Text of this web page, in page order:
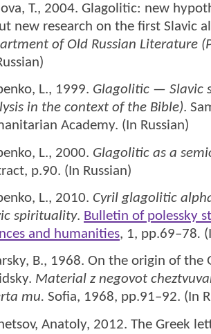
T., 2004. Glagolitic: new
new research on the first Slavic
of Old Russian Literature
L., 1999. Glagolitic — Slavic
in the context of the Bible).
Academy. (In Russian)
L., 2000. Glagolitic as a
p.90. (In Russian)
L., 2010. Cyril glagolitic
spirituality. Bulletin of polessky
and humanities, 1, рp.69–78.
B., 1968. On the origin of the
Material z negovot
mu. Sofia, 1968, рp.91–92. (In
Anatoly, 2012. The Greek